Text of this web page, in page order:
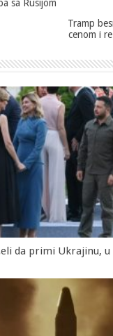
sa Rusijom
Tramp
cenom i
da primi Ukrajinu,